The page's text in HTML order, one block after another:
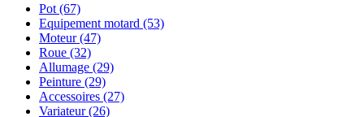
Pot (67)
Equipement motard (53)
Moteur(47)
Roue (32)
Allumage (29)
Peinture (29)
Accessoires (27)
Variateur(26)